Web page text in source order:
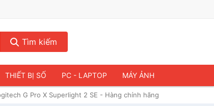
Tìm kiếm
THIẾT BỊ SỐ PC - LAPTOP MÁY ẢNH
G Pro X Superlight 2 SE - Hàng chính hãng